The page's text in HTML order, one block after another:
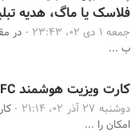
فلاسک یا ماگ، هدیه
جمعه 1 دی 02، 23:43 -
در
ب ...
کارت ویزیت هوشمند NFC چیست و چه کاربردی دارد؟
دوشنبه 27 آذر 02، 21:14 -
امکان را ...